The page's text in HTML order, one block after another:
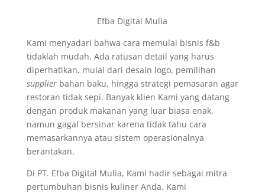
Efba Digital Mulia
Kami menyadari bahwa cara memulai bisnis f&b
tidaklah mudah. Ada ratusan detail yang harus
diperhatikan, mulai dari desain logo, pemilihan
supplierbahan baku, hingga strategi pemasaran agar
restoran tidak sepi. Banyak klien Kami yang datang
dengan produk makanan yang luar biasa enak,
namun gagal bersinar karena tidak tahu cara
memasarkannya atau sistem operasionalnya
berantakan.
Di PT. Efba Digital Mulia, Kami hadir sebagai mitra
pertumbuhan bisnis kuliner Anda. Kami